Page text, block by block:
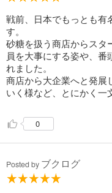
戦前、日本でもっとも有
す。
砂糖を扱う商店からスタ
員を大事にする姿や、
れました。
商店から大企業へと発展
いく様など、とにかく一
0
Posted by ブクログ